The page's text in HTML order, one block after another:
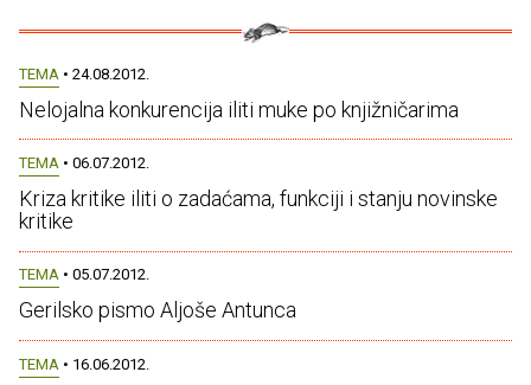
TEMA • 24.08.2012.
Nelojalna konkurencija iliti muke po knjižničarima
TEMA • 06.07.2012.
Kriza kritike iliti o zadaćama, funkciji i stanju novinske
kritike
TEMA • 05.07.2012.
Gerilsko pismo Aljoše Antunca
TEMA • 16.06.2012.